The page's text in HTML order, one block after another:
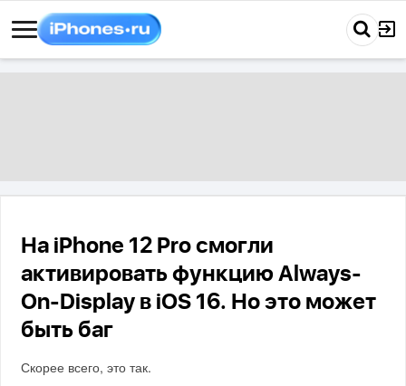
На iPhone 12 Pro смогли
активировать функцию Always-
On-Display в iOS 16. Но это может
быть баг
Скорее всего, это так.